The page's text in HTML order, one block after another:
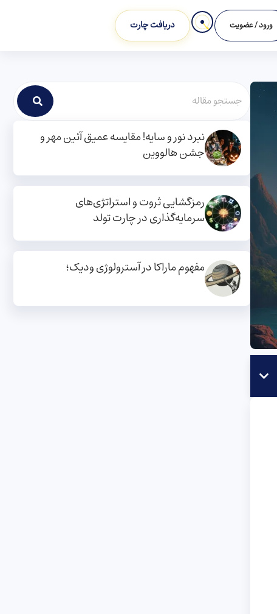
ورود / عضویت دریافت چارت
نبرد نور و سایه! مقایسه عمیق آئین مهر و
جشن هالووین
رمزگشایی ثروت و استراتژی‌های
سرمایه‌گذاری در چارت تولد
مفهوم ماراکا در آسترولوژی ودیک؛